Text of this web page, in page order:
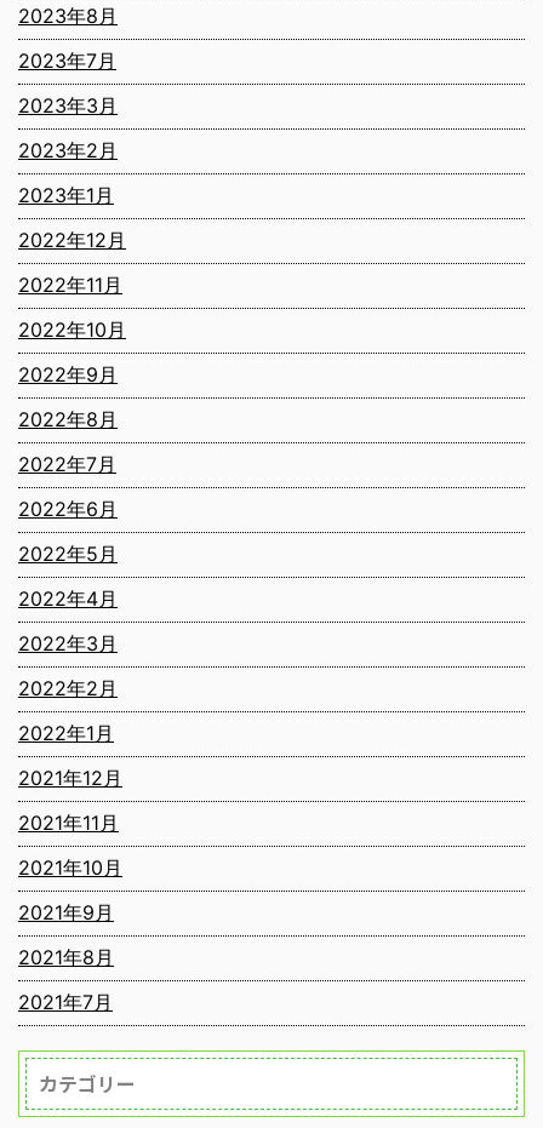
2023年8月
2023年7月
2023年3月
2023年2月
2023年1月
2022年12月
2022年11月
2022年10月
2022年9月
2022年8月
2022年7月
2022年6月
2022年5月
2022年4月
2022年3月
2022年2月
2022年1月
2021年12月
2021年11月
2021年10月
2021年9月
2021年8月
2021年7月
カテゴリー